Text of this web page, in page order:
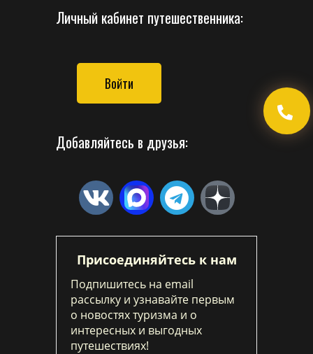
Личный кабинет путешественника:
Войти
Добавляйтесь в друзья:
Присоединяйтесь к нам
Подпишитесь на email
рассылку и узнавайте первым
о новостях туризма и о
интересных и выгодных
путешествиях!